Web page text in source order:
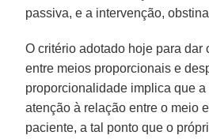
passiva, e a intervenção,
O critério adotado hoje para dar
entre meios proporcionais e
proporcionalidade implica que
atenção à relação entre o meio
paciente, a tal ponto que o